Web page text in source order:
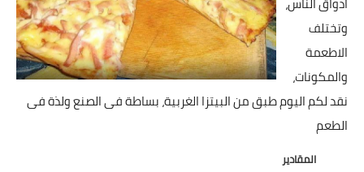
ساندويشات
مخبوزات
أطباق أطفال
وتختلف
الاطعمة
والمكونات،
نقد لكم اليوم طبق من البيتزا الغربية، بساطة فى الصنع ولذة فى
الطعم
المقادير